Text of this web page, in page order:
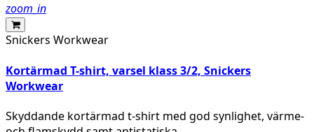
zoom_in
Snickers Workwear
Kortärmad T-shirt, varsel klass 3/2, Snickers
Workwear
Skyddande kortärmad t-shirt med god synlighet, värme-